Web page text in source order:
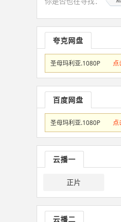
夸克网盘
圣母玛利亚.1080P 点
百度网盘
圣母玛利亚.1080P 点
云播一
正片
云播二